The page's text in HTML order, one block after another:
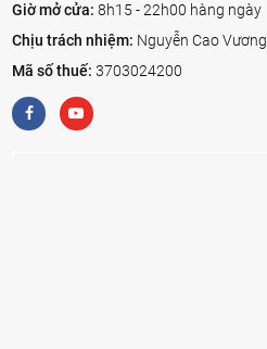
Giờ mở cửa:8h15 - 22h00 hàng ngày
Chịu trách nhiệm: Nguyễn Cao Vương
Mã số thuế:3703024200